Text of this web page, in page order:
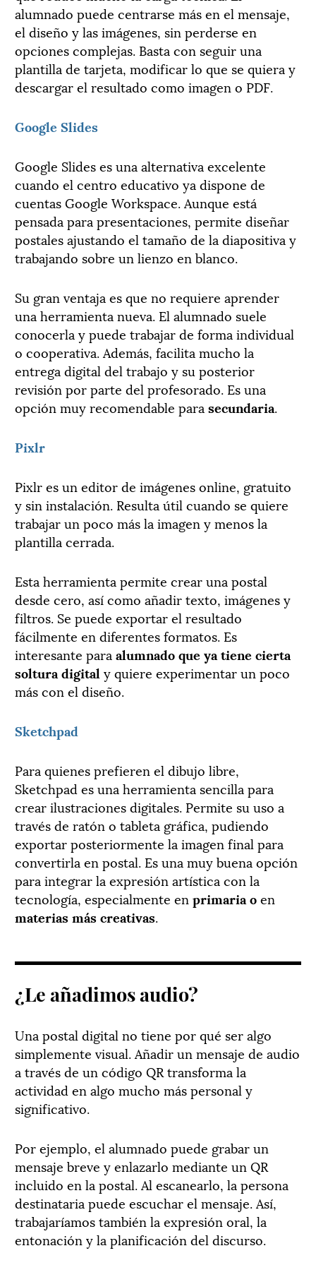
alumnado puede centrarse más en el mensaje,
el diseño y las imágenes, sin perderse en
opciones complejas. Basta con seguir una
plantilla de tarjeta, modificar lo que se quiera y
descargar el resultado como imagen o PDF.
Google Slides
Google Slides es una alternativa excelente
cuando el centro educativo ya dispone de
cuentas Google Workspace. Aunque está
pensada para presentaciones, permite diseñar
postales ajustando el tamaño de la diapositiva y
trabajando sobre un lienzo en blanco.
Su gran ventaja es que no requiere aprender
una herramienta nueva. El alumnado suele
conocerla y puede trabajar de forma individual
o cooperativa. Además, facilita mucho la
entrega digital del trabajo y su posterior
revisión por parte del profesorado. Es una
opción muy recomendable para secundaria.
Pixlr
Pixlr es un editor de imágenes online, gratuito
y sin instalación. Resulta útil cuando se quiere
trabajar un poco más la imagen y menos la
plantilla cerrada.
Esta herramienta permite crear una postal
desde cero, así como añadir texto, imágenes y
filtros. Se puede exportar el resultado
fácilmente en diferentes formatos. Es
interesante para alumnado que ya tiene cierta
soltura digital y quiere experimentar un poco
más con el diseño.
Sketchpad
Para quienes prefieren el dibujo libre,
Sketchpad es una herramienta sencilla para
crear ilustraciones digitales. Permite su uso a
través de ratón o tableta gráfica, pudiendo
exportar posteriormente la imagen final para
convertirla en postal. Es una muy buena opción
para integrar la expresión artística con la
tecnología, especialmente en primaria oen
materias más creativas.
¿Le añadimos audio?
Una postal digital no tiene por qué ser algo
simplemente visual. Añadir un mensaje de audio
a través de un código QR transforma la
actividad en algo mucho más personal y
significativo.
Por ejemplo, el alumnado puede grabar un
mensaje breve y enlazarlo mediante un QR
incluido en la postal. Al escanearlo, la persona
destinataria puede escuchar el mensaje. Así,
trabajaríamos también la expresión oral, la
entonación y la planificación del discurso.